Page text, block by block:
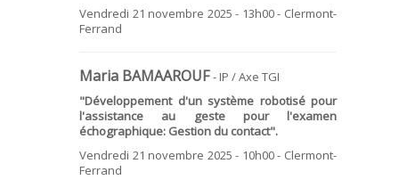
Vendredi 21 novembre 2025 - 13h00 - Clermont-
Ferrand
Maria BAMAAROUF- IP / Axe TGI
"Développement d'un système robotisé pour
l'assistance au geste pour l'examen
échographique: Gestion du contact".
Vendredi 21 novembre 2025 - 10h00 - Clermont-
Ferrand